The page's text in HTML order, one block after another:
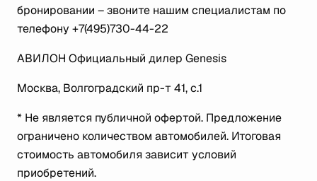
бронировании – звоните нашим специалистам по
телефону +7(495)730-44-22
АВИЛОН Официальный дилер Genesis
Москва, Волгоградский пр-т 41, с.1
* Не является публичной офертой. Предложение
ограничено количеством автомобилей. Итоговая
стоимость автомобиля зависит условий
приобретений.